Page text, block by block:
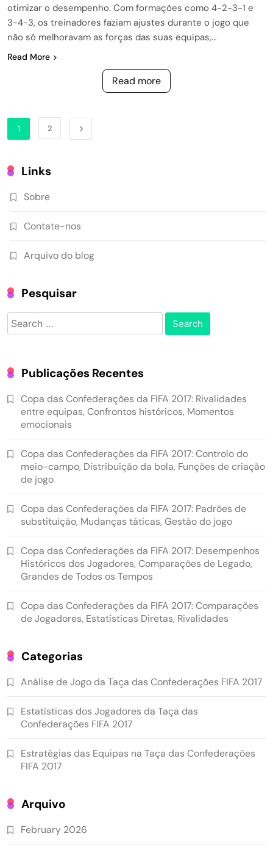
otimizar o desempenho. Com formações como 4-2-3-1 e
3-4-3, os treinadores faziam ajustes durante o jogo que
não só melhoravam as forças das suas equipas,…
Read More
Read more
1 2
Links
Sobre
Contate-nos
Arquivo do blog
Pesquisar
Search
for:
Publicações Recentes
Copa das Confederações da FIFA 2017: Rivalidades
entre equipas, Confrontos históricos, Momentos
emocionais
Copa das Confederações da FIFA 2017: Controlo do
meio-campo, Distribuição da bola, Funções de criação
de jogo
Copa das Confederações da FIFA 2017: Padrões de
substituição, Mudanças táticas, Gestão do jogo
Copa das Confederações da FIFA 2017: Desempenhos
Históricos dos Jogadores, Comparações de Legado,
Grandes de Todos os Tempos
Copa das Confederações da FIFA 2017: Comparações
de Jogadores, Estatísticas Diretas, Rivalidades
Categorias
Análise de Jogo da Taça das Confederações FIFA 2017
Estatísticas dos Jogadores da Taça das
Confederações FIFA 2017
Estratégias das Equipas na Taça das Confederações
FIFA 2017
Arquivo
February 2026